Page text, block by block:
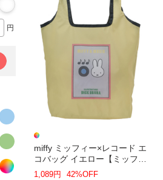
円
miffy ミッフィー×レコード エ
コバッグ イエロー【ミッフィ
ー】
1,089円 42%OFF